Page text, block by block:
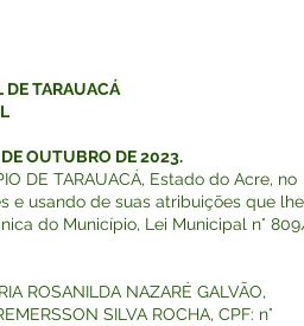
DE TARAUACÁ
OUTUBRO DE 2023.
DE TARAUACÁ, Estado do Acre, no
e usando de suas atribuições que
do Município, Lei Municipal n°
ROSANILDA NAZARÉ GALVÃO,
SILVA ROCHA, CPF: n°